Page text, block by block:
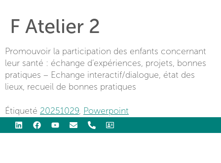
F Atelier 2
Promouvoir la participation des enfants concernant
leur santé : échange d’expériences, projets, bonnes
pratiques – Echange interactif/dialogue, état des
lieux, recueil de bonnes pratiques
Étiqueté 20251029, Powerpoint